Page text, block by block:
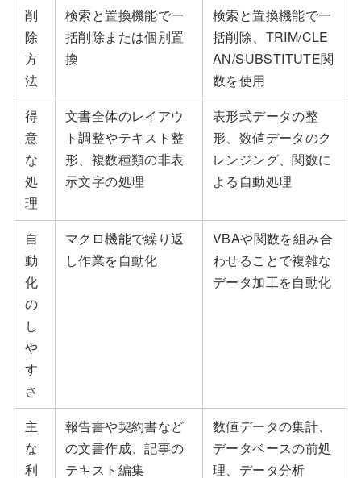
削
除
方
法
検索と置換機能で一
括削除または個別置
換
検索と置換機能で一
括削除、TRIM/CLE
AN/SUBSTITUTE関
数を使用
得
意
な
処
理
文書全体のレイアウ
ト調整やテキスト整
形、複数種類の非表
示文字の処理
表形式データの整
形、数値データのク
レンジング、関数に
よる自動処理
自
動
化
の
し
や
す
さ
マクロ機能で繰り返
し作業を自動化
VBAや関数を組み合
わせることで複雑な
データ加工を自動化
主
な
利
報告書や契約書など
の文書作成、記事の
テキスト編集
数値データの集計、
データベースの前処
理、データ分析